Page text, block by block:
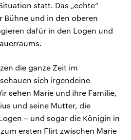
statt. Das „echte“
Bühne und in den oberen
dafür in den Logen und
die ganze Zeit im
sich irgendeine
sehen Marie und ihre Familie,
und seine Mutter, die
– und sogar die Königin in
ersten Flirt zwischen Marie